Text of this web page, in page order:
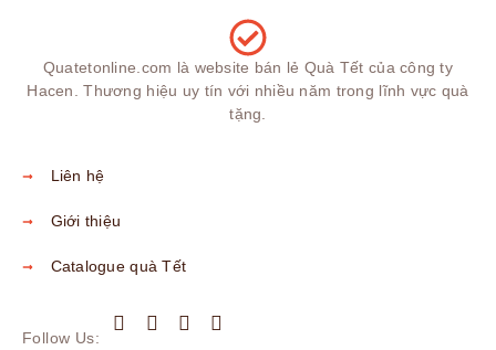
Quatetonline.com là website bán lẻ Quà Tết của công ty
Hacen. Thương hiệu uy tín với nhiều năm trong lĩnh vực quà
tặng.
Liên hệ
Giới thiệu
Catalogue quà Tết
Follow Us: